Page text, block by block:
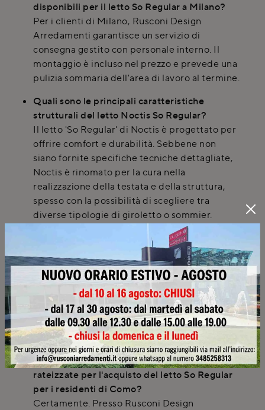
disponibili per il letto So Regular a Milano?
Per i clienti di Milano, Rusconi Design
Arredamenti garantisce un servizio di
consegna gestito con personale interno. Il
montaggio è incluso nel prezzo e prevede una
pulizia sommaria dell'area di lavoro al termine.
Quali sono le principali caratteristiche
strutturali del letto Noctis So Regular?
Il letto 'So Regular' di Noctis è progettato per
offrire comfort e durabilità. Sebbene non
siano fornite specifiche tecniche dettagliate,
Noctis è rinomato per la cura nella
realizzazione della testata e della struttura,
spesso con la possibilità di scegliere tra
diverse tipologie di giroletto o sommier.
Rusconi Arredamenti offre servizi di
progettazione per l'inserimento del letto So
Regular nella mia camera?
Assolutamente sì. Offriamo servizi di
progettazione 3D ai clienti, consulenze a
domicilio e rilievi delle misure in loco. Questo
assicura che il letto 'So Regular' si integri
perfettamente nel tuo ambiente.
È possibile usufruire di formule di pagamento
rateizzate per l'acquisto del letto So Regular
per i residenti di Como?
Certamente. Presso Rusconi Design